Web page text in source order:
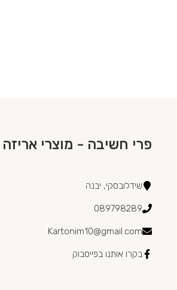
פרי חשיבה - מוצרי
שידלובסקי, יבנה
089798289
Kartonim10@gmail.com
בקרו אותנו בפייסבוק